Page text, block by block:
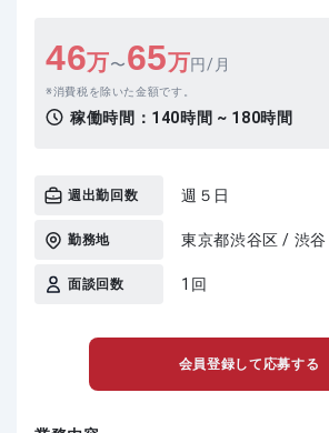
46万〜65万円/月
消費税を除いた金額です。
稼働時間： 140時間 ~ 180時間
週出勤回数 週５日
勤務地 東京都渋谷区 / 渋谷
面談回数 1回
会員登録して応募する